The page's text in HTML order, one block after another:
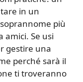
in un
più
Se usi
gestire una
perché sarà il
ti troveranno